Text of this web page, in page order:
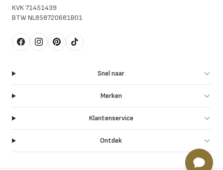
KVK71451439
BTWNL858720681B01
FacebookInstagram
Pinterest
TikTok
Snel naar
Merken
Klantenservice
Ontdek